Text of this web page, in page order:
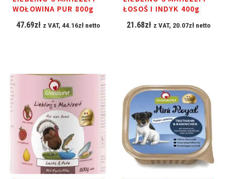
WOŁOWINA PUR 800g
47.69zł z VAT, 44.16złnetto
ŁOSOŚ I INDYK 400g
21.68zł z VAT, 20.07złnetto